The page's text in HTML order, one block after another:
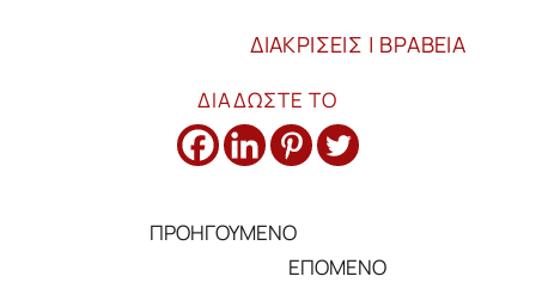
ΔΙΑΚΡΙΣΕΙΣ | ΒΡΑΒΕΙΑ
ΔΙΑΔΩΣΤΕ ΤΟ
ΠΡΟΗΓΟΥΜΕΝΟ
ΕΠΟΜΕΝΟ